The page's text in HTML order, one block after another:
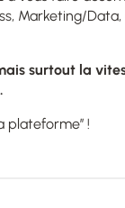
Marketing/
surtout la
plateforme’’ !